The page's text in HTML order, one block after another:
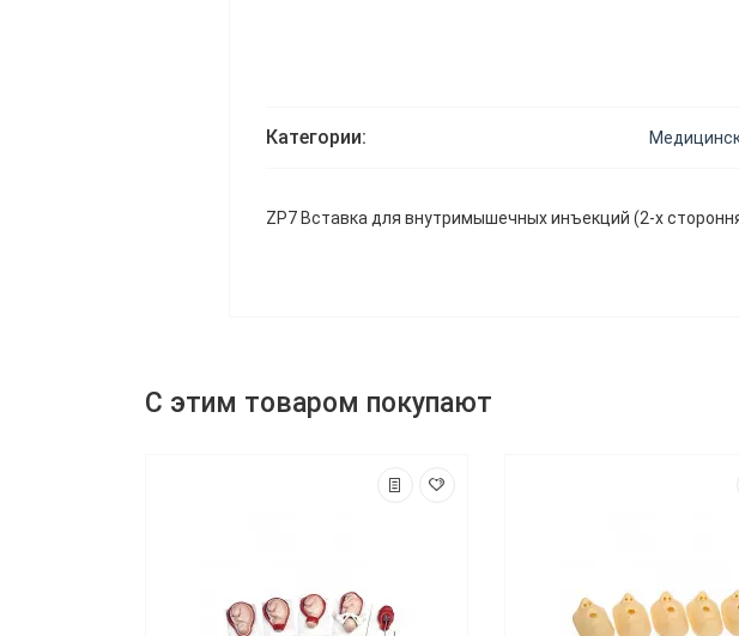
Категории:
ZP7 Вставка для внутримышечных инъекций (2-х
С этим товаром покупают